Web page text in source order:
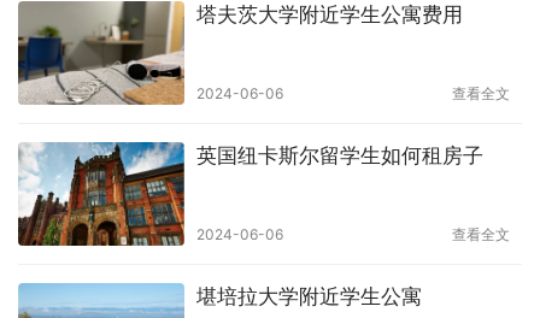
塔夫茨大学附近学生公寓费用
2024-06-06 查看全文
英国纽卡斯尔留学生如何租房子
2024-06-06 查看全文
堪培拉大学附近学生公寓